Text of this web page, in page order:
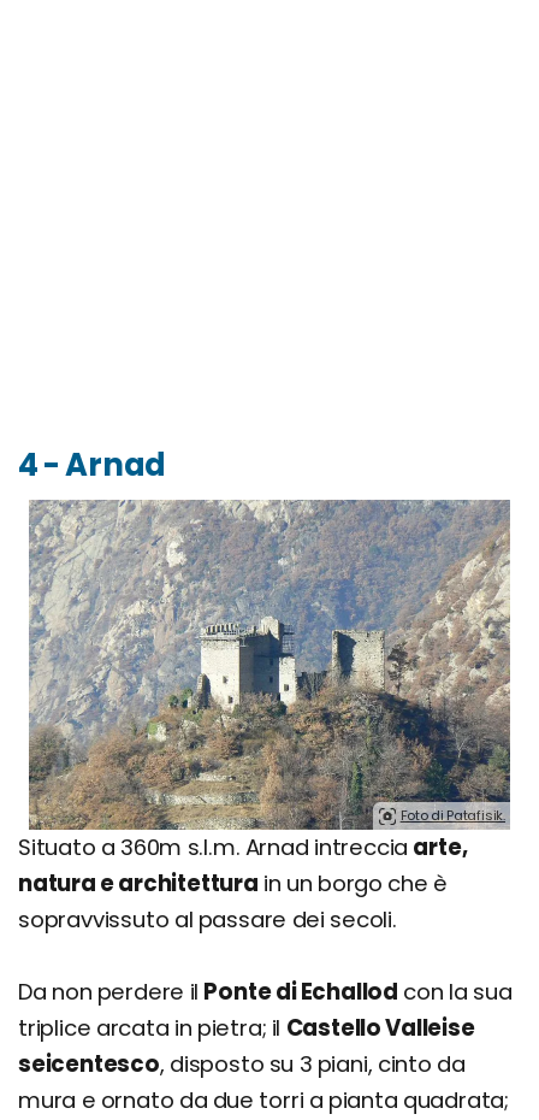
4 - Arnad
Foto di Patafisik.
Situato a 360m s.l.m. Arnad intreccia arte,
natura e architettura in un borgo che è
sopravvissuto al passare dei secoli.
Da non perdere il Ponte di Echallod con la sua
triplice arcata in pietra; il Castello Valleise
seicentesco, disposto su 3 piani, cinto da
mura e ornato da due torri a pianta quadrata;